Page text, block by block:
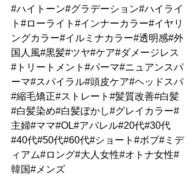
#ハイトーン#グラデーション#ハイライ
ト#ローライト#インナーカラー#イヤリ
ングカラー#イルミナカラー#透明感#外
国人風#黒髪#ツヤ#ケア#ダメージレス
#トリートメント#パーマ#ニュアンスパ
ーマ#スパイラル#頭皮ケア#ヘッドスパ
#縮毛矯正#ストレート#髪質改善#白髪
#白髪染め#白髪ぼかし#グレイカラー#
主婦#ママ#OL#アパレル#20代#30代
#40代#50代#60代#ショート#ボブ#ミデ
ィアム#ロング#大人女性#オトナ女性#
韓国#メンズ